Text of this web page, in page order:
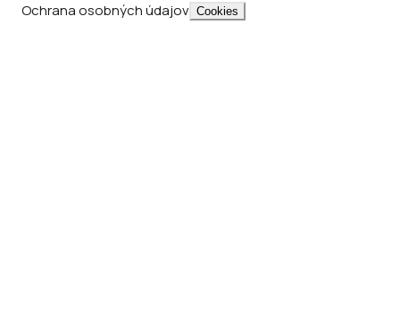
Ochrana osobných údajov Cookies